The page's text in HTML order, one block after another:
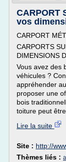
CARPORT
vos
CARPORT
CARPORTS
DIMENSIONS
Vous avez des
véhicules ?
appréhender
proposer une
bois
toiture peut être
Lire la suite
Site : http://
Thèmes liés :